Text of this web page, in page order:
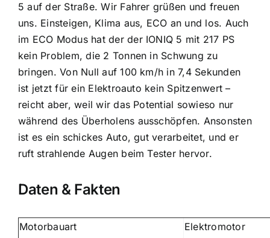
5 auf der Straße. Wir Fahrer grüßen und freuen
uns. Einsteigen, Klima aus, ECO an und los. Auch
im ECO Modus hat der der IONIQ 5 mit 217 PS
kein Problem, die 2 Tonnen in Schwung zu
bringen. Von Null auf 100 km/h in 7,4 Sekunden
ist jetzt für ein Elektroauto kein Spitzenwert –
reicht aber, weil wir das Potential sowieso nur
während des Überholens ausschöpfen. Ansonsten
ist es ein schickes Auto, gut verarbeitet, und er
ruft strahlende Augen beim Tester hervor.
Daten & Fakten
Motorbauart Elektromotor